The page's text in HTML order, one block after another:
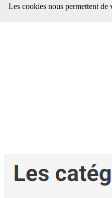
Les cookies nous permettent de